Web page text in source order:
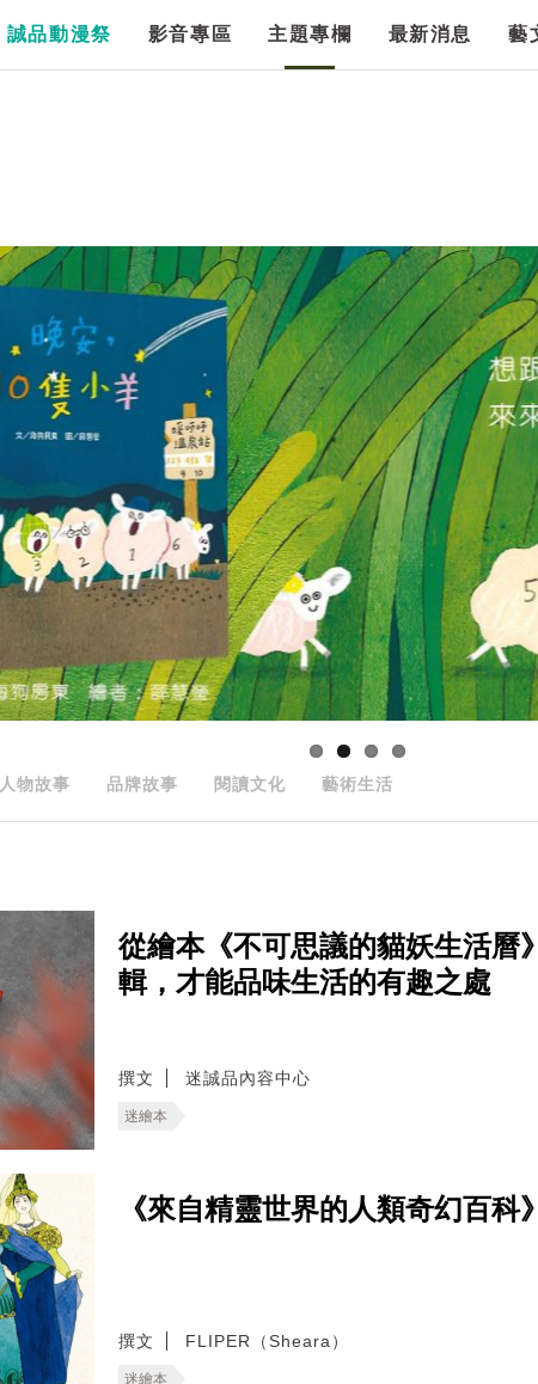
誠品動漫祭 影音專區 主題專欄 最新消息 藝
人物故事 品牌故事 閱讀文化 藝術生活
從繪本《不可思議的貓妖生活
輯，才能品味生活的有趣之處
撰文 迷誠品內容中心
迷繪本
《來自精靈世界的人類奇幻百
撰文 FLIPER（Sheara）
迷繪本